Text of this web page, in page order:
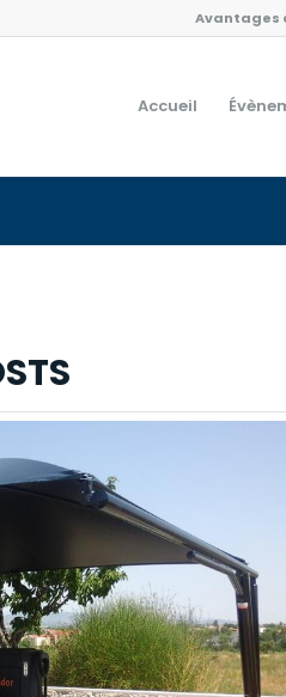
Avantages
Accueil